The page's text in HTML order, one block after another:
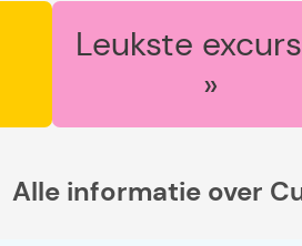
Leukste
»
Alle informatie over